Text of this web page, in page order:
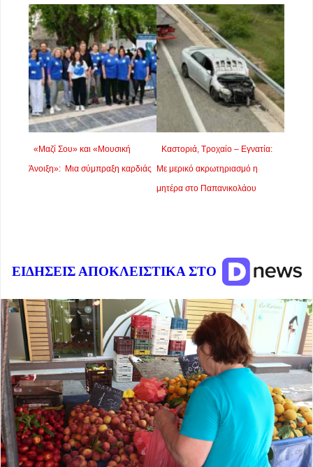
«Μαζί Σου» και «Μουσική
Άνοιξη»: Μια σύμπραξη καρδιάς
Καστοριά, Τροχαίο – Εγνατία:
Με μερικό ακρωτηριασμό η
μητέρα στο Παπανικολάου
ΕΙΔΗΣΕΙΣ ΑΠΟΚΛΕΙΣΤΙΚΑ ΣΤΟ